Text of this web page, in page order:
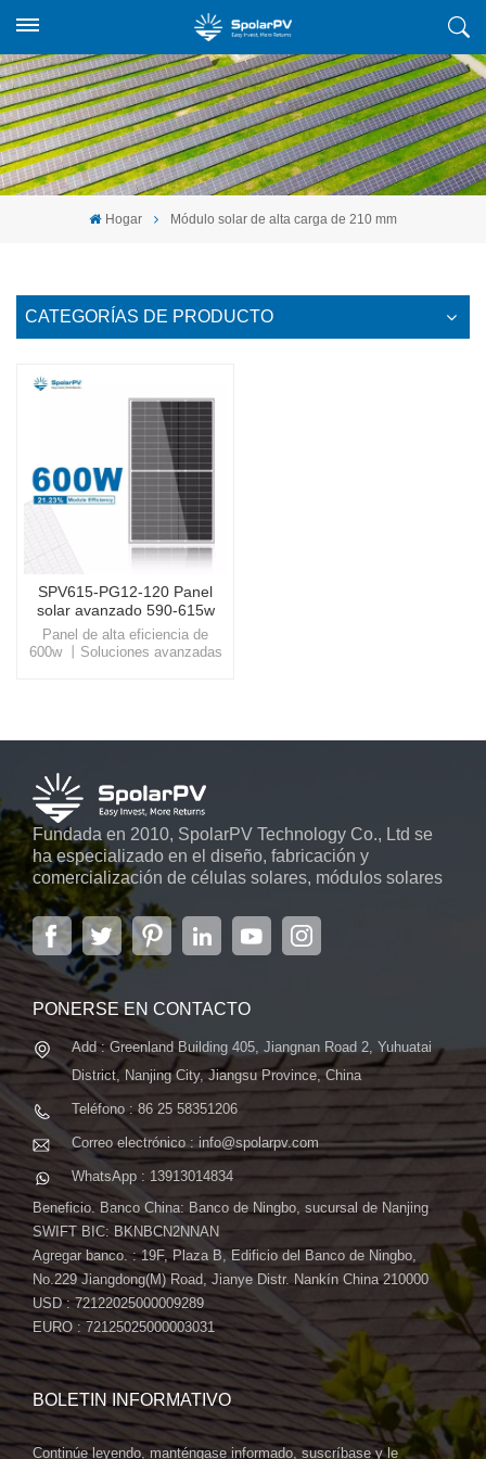
Hogar Módulo solar de alta carga de 210 mm
CATEGORÍAS DE PRODUCTO
SPV615-PG12-120 Panel
solar avanzado 590-615w
Panel de alta eficiencia de
600w 丨Soluciones avanzadas
ofreciéndole la puerta de
energéticamente eficiente.
Fundada en 2010, SpolarPV Technology Co., Ltd se
ha especializado en el diseño, fabricación y
comercialización de células solares, módulos solares
y sistemas de energía solar. La empresa, ubicada en
la capital de la provincia de Jiangsu, Nanjing, con una
superficie de 6.000 m2, cuenta con sistemas
automáticos avanzados...
PONERSE EN CONTACTO
Add : Greenland Building 405, Jiangnan Road 2, Yuhuatai
District, Nanjing City, Jiangsu Province, China
Teléfono : 86 25 58351206
Correo electrónico : info@spolarpv.com
WhatsApp : 13913014834
Beneficio. Banco China: Banco de Ningbo, sucursal de Nanjing
SWIFT BIC: BKNBCN2NNAN
Agregar banco. : 19F, Plaza B, Edificio del Banco de Ningbo,
No.229 Jiangdong(M) Road, Jianye Distr. Nankín China 210000
USD : 72122025000009289
EURO : 72125025000003031
BOLETIN INFORMATIVO
Continúe leyendo, manténgase informado, suscríbase y le